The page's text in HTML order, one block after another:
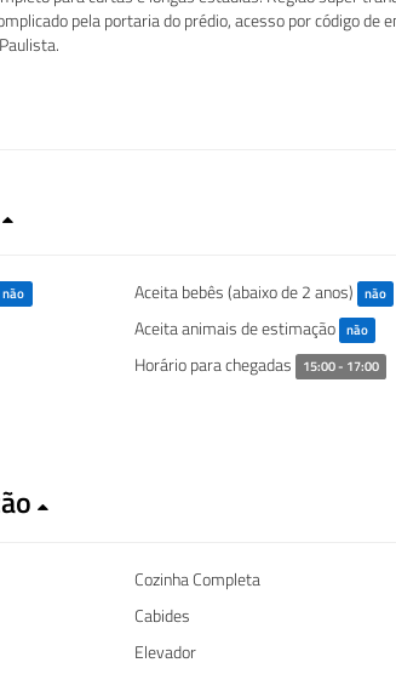
pela portaria do prédio, acesso por código de
não Aceita bebês (abaixo de 2 anos) não
Aceita animais de estimação não
Horário para chegadas 15:00 - 17:00
Cozinha Completa
Cabides
Elevador